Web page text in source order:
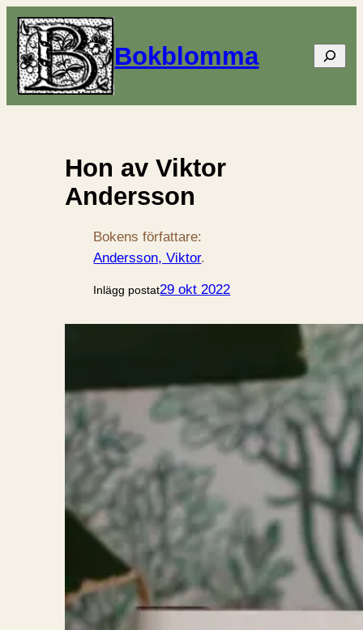
Bokblomma Sök
Hon av Viktor
Andersson
Bokens författare:
Andersson, Viktor.
Inlägg postat29 okt 2022